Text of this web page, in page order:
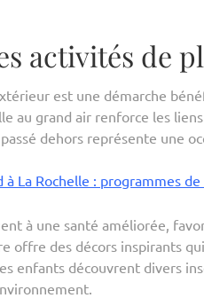
activités de
est une démarche
au grand air renforce les
dehors représente une
La Rochelle : programmes
à une santé améliorée,
offre des décors inspirants
enfants découvrent divers